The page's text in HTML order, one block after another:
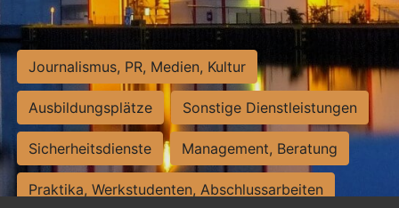
Journalismus, PR, Medien, Kultur
Ausbildungsplätze Sonstige Dienstleistungen
Sicherheitsdienste Management, Beratung
Praktika, Werkstudenten, Abschlussarbeiten